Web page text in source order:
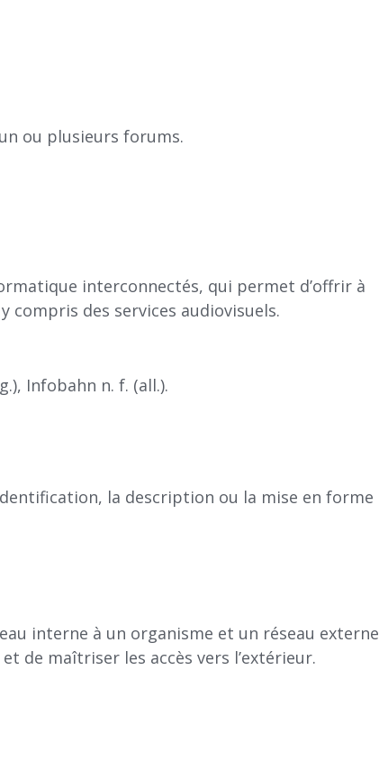
ou plusieurs forums.
interconnectés, qui permet d’offrir à
compris des services audiovisuels.
Infobahn n. f. (all.).
la description ou la mise en forme
interne à un organisme et un réseau externe
de maîtriser les accès vers l’extérieur.